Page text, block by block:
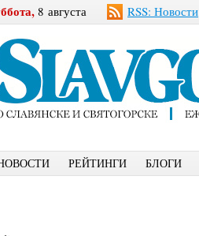
8 августа RSS: Новости
РЕЙТИНГИ БЛОГИ